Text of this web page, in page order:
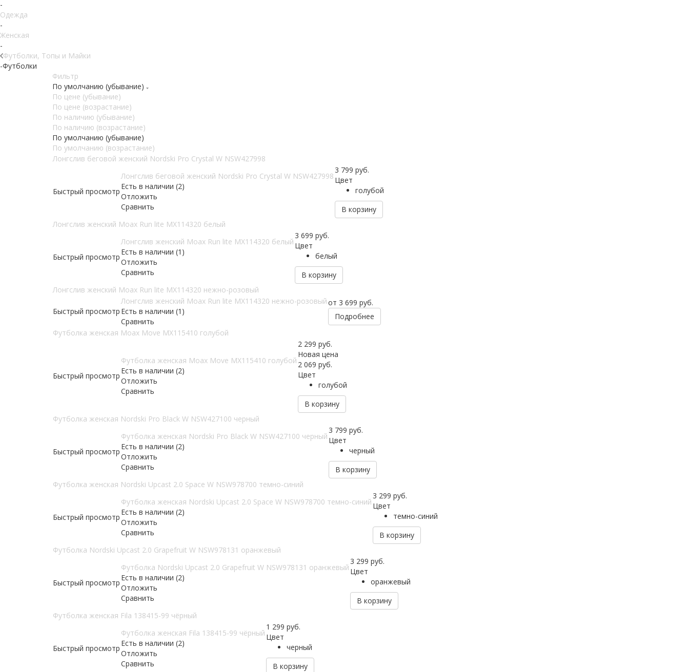
-
Одежда
-
Женская
-
Футболки, Топы и Майки
-Футболки
Фильтр
По умолчанию (убывание)
По цене (убывание)
По цене (возрастание)
По наличию (убывание)
По наличию (возрастание)
По умолчанию (убывание)
По умолчанию (возрастание)
Лонгслив беговой женский Nordski Pro Crystal W NSW427998
Быстрый просмотр
Лонгслив беговой женский Nordski Pro Crystal W NSW427998
Есть в наличии (2)
Отложить
Сравнить
3 799 руб.
Цвет
голубой
В корзину
Лонгслив женский Moax Run lite MX114320 белый
Быстрый просмотр
Лонгслив женский Moax Run lite MX114320 белый
Есть в наличии (1)
Отложить
Сравнить
3 699 руб.
Цвет
белый
В корзину
Лонгслив женский Moax Run lite MX114320 нежно-розовый
Быстрый просмотр
Лонгслив женский Moax Run lite MX114320 нежно-розовый
Есть в наличии (1)
Сравнить
от 3 699 руб.
Подробнее
Футболка женская Moax Move MX115410 голубой
Быстрый просмотр
Футболка женская Moax Move MX115410 голубой
Есть в наличии (2)
Отложить
Сравнить
2 299 руб.
Новая цена
2 069 руб.
Цвет
голубой
В корзину
Футболка женская Nordski Pro Black W NSW427100 черный
Быстрый просмотр
Футболка женская Nordski Pro Black W NSW427100 черный
Есть в наличии (2)
Отложить
Сравнить
3 799 руб.
Цвет
черный
В корзину
Футболка женская Nordski Upcast 2.0 Space W NSW978700 темно-синий
Быстрый просмотр
Футболка женская Nordski Upcast 2.0 Space W NSW978700 темно-синий
Есть в наличии (2)
Отложить
Сравнить
3 299 руб.
Цвет
темно-синий
В корзину
Футболка Nordski Upcast 2.0 Grapefruit W NSW978131 оранжевый
Быстрый просмотр
Футболка Nordski Upcast 2.0 Grapefruit W NSW978131 оранжевый
Есть в наличии (2)
Отложить
Сравнить
3 299 руб.
Цвет
оранжевый
В корзину
Футболка женская Fila 138415-99 чёрный
Быстрый просмотр
Футболка женская Fila 138415-99 чёрный
Есть в наличии (2)
Отложить
Сравнить
1 299 руб.
Цвет
черный
В корзину